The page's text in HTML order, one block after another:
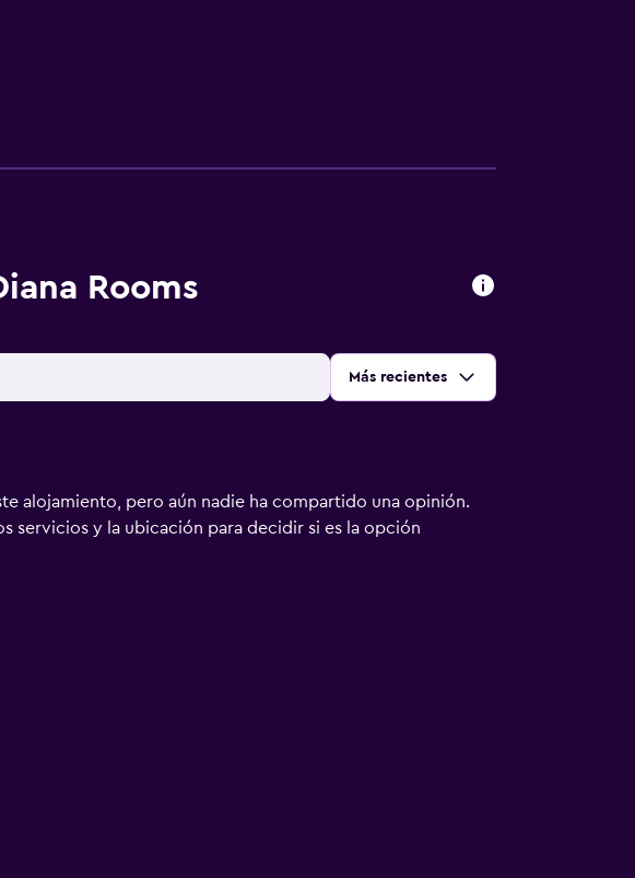
Rooms
Ordenar por:
Más recientes
alojamiento, pero aún nadie ha compartido una opinión.
servicios y la ubicación para decidir si es la opción